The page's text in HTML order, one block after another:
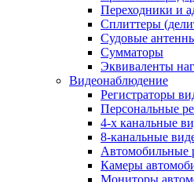
Переходники и
Сплиттеры
Судовые
Сумматоры
Эквиваленты
Видеонаблюдение
Регистраторы
Персональные
4-х канальные
8-канальные
Автомобильные
Камеры
Мониторы